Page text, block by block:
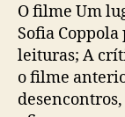
O filme Um
Sofia
leituras; A
o filme